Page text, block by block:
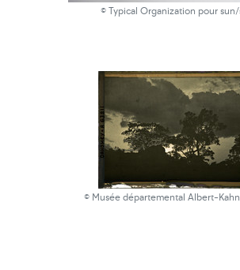
© Typical Organization pour
© Musée départemental Albert-